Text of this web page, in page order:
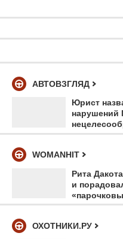
АВТОВЗГЛЯД
Юрист
WOMANHIT
Рита
и
ОХОТНИКИ.РУ